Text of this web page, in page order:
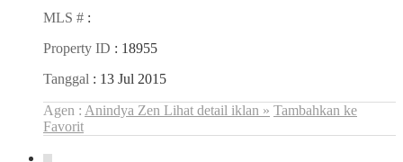
MLS # :
Property ID : 18955
Tanggal : 13 Jul 2015
Agen : Anindya Zen Lihat detail iklan » Tambahkan ke
Favorit